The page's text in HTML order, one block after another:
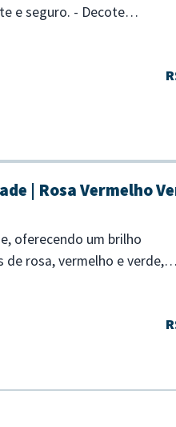
e seguro. - Decote
| Rosa Vermelho
oferecendo um brilho
rosa, vermelho e verde,